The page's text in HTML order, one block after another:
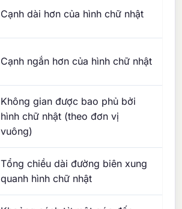
Cạnh dài hơn của hình chữ nhật
Cạnh ngắn hơn của hình chữ nhật
Không gian được bao phủ bởi
hình chữ nhật (theo đơn vị
vuông)
Tổng chiều dài đường biên xung
quanh hình chữ nhật